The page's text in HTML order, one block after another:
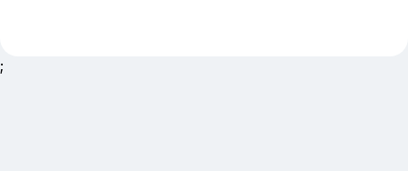
;